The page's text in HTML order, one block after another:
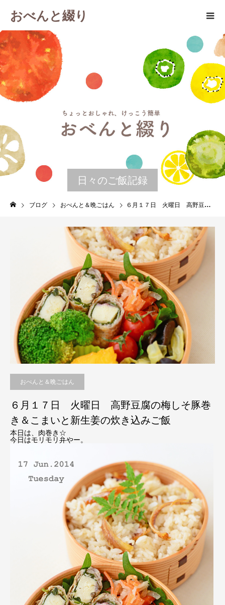
おべんと綴り
日々のご飯記録
ブログ おべんと＆晩ごはん ６月１７日 火曜日 高野豆腐の梅しそ豚巻き＆こまいと新生姜の炊き込みご飯
おべんと＆晩ごはん
６月１７日 火曜日 高野豆腐の梅しそ豚巻
き＆こまいと新生姜の炊き込みご飯
本日は、肉巻き☆
今日はモリモリ弁やー。